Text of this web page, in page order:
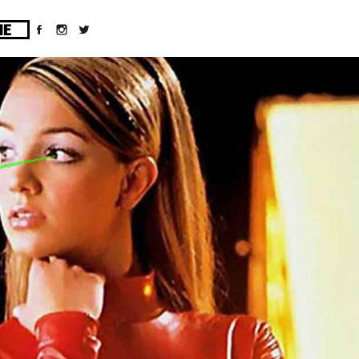
10/d43051023/htdocs/wordpress/wp-